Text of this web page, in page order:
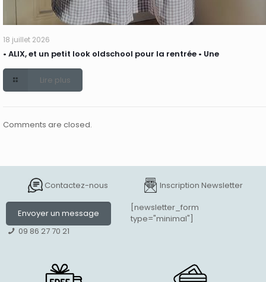
18 juillet 2026
• ALIX, et un petit look oldschool pour la rentrée • Une
Lire plus
Comments are closed.
Contactez-nous
Envoyer un message
09 86 27 70 21
Inscription Newsletter
[newsletter_form
type="minimal"]